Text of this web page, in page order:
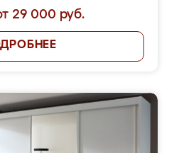
29 000 руб.